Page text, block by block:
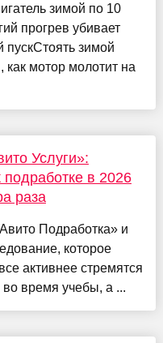
зимой по 10
прогрев убивает
зимой
мотор молотит на
Услуги»:
в 2026
раза
Подработка» и
которое
активнее стремятся
время учебы, а ...